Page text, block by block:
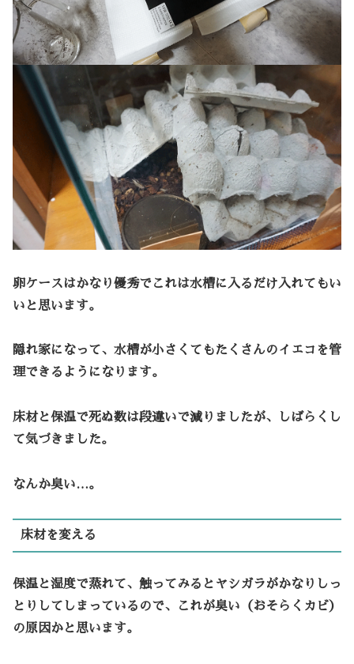
卵ケースはかなり優秀でこれは水槽に入るだけ入れてもい
いと思います。
隠れ家になって、水槽が小さくてもたくさんのイエコを管
理できるようになります。
床材と保温で死ぬ数は段違いで減りましたが、しばらくし
て気づきました。
なんか臭い…。
床材を変える
保温と湿度で蒸れて、触ってみるとヤシガラがかなりしっ
とりしてしまっているので、これが臭い（おそらくカビ）
の原因かと思います。